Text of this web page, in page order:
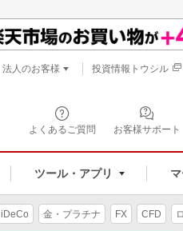
よくあるご質問 お客様サポート
ツール・アプリ
法人のお客様 投資情報トウシル
iDeCo 金・プラチナ FX CFD